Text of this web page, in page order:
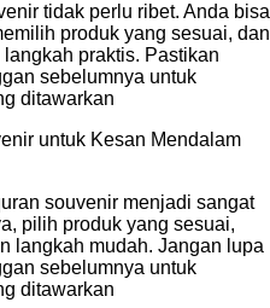
tidak perlu ribet. Anda bisa
produk yang sesuai, dan
praktis. Pastikan
sebelumnya untuk
ditawarkan
untuk Kesan Mendalam
souvenir menjadi sangat
pilih produk yang sesuai,
langkah mudah. Jangan lupa
sebelumnya untuk
ditawarkan